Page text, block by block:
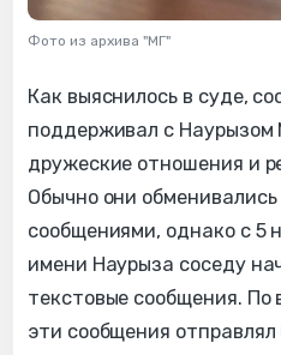
Фото из архива "МГ"
Как выяснилось в суде,
поддерживал с Наурызом
дружеские отношения и
Обычно они обменивались
сообщениями, однако с 5
имени Наурыза соседу
текстовые сообщения. По
эти сообщения